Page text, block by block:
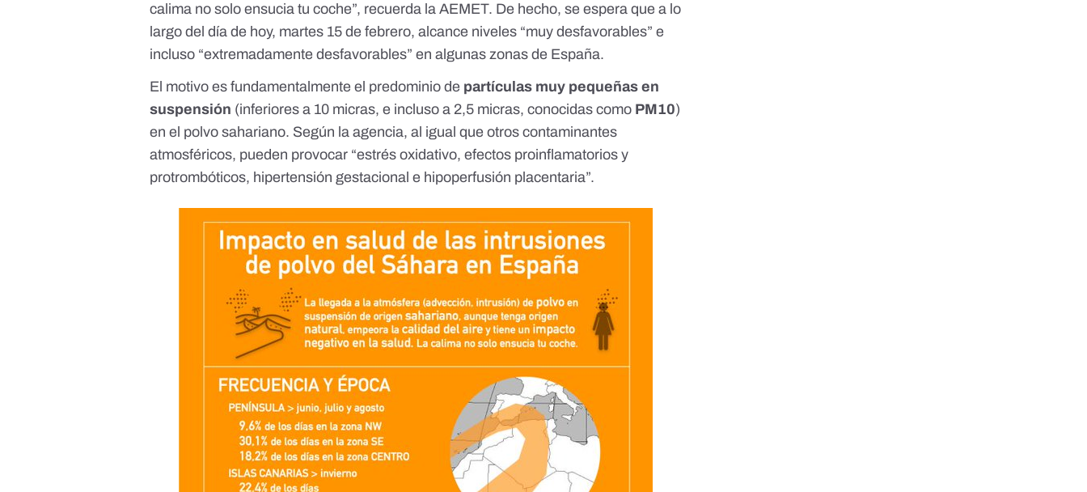
calima no solo ensucia tu coche”, recuerda la AEMET. De hecho, se espera que a lo
largo del día de hoy, martes 15 de febrero, alcance niveles “muy desfavorables” e
incluso “extremadamente desfavorables” en algunas zonas de España.
El motivo es fundamentalmente el predominio de partículas muy pequeñas en
suspensión (inferiores a 10 micras, e incluso a 2,5 micras, conocidas como PM10)
en el polvo sahariano. Según la agencia, al igual que otros contaminantes
atmosféricos, pueden provocar “estrés oxidativo, efectos proinflamatorios y
protrombóticos, hipertensión gestacional e hipoperfusión placentaria”.